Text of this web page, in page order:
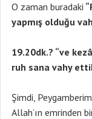
O zaman buradaki
yapmış olduğu
19.20dk.? “ve
ruh sana vahy
Şimdi,
Allah’ın emrinden